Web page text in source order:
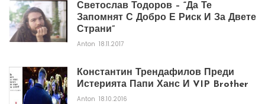
Светослав Тодоров – “Да Те
Запомнят С Добро Е Риск И За Двете
Страни”
Anton 18.11.2017
Константин Трендафилов Преди
Истерията Папи Ханс И VIP Brother
Anton 18.10.2016